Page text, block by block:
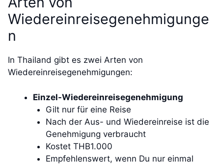
Wiedereinreisegenehmigunge
n
In Thailand gibt es zwei Arten von
Wiedereinreisegenehmigungen:
Einzel-Wiedereinreisegenehmigung
Gilt nur für eine Reise
Nach der Aus- und Wiedereinreise ist die
Genehmigung verbraucht
Kostet THB1.000
Empfehlenswert, wenn Du nur einmal